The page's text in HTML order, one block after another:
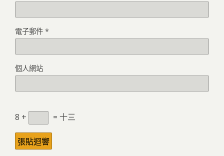
電子郵件 *
個人網站
8 + = 十三